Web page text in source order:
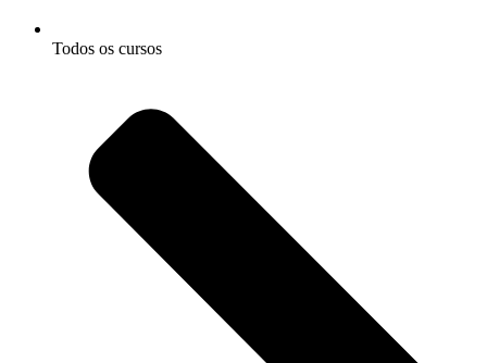
Todos os cursos